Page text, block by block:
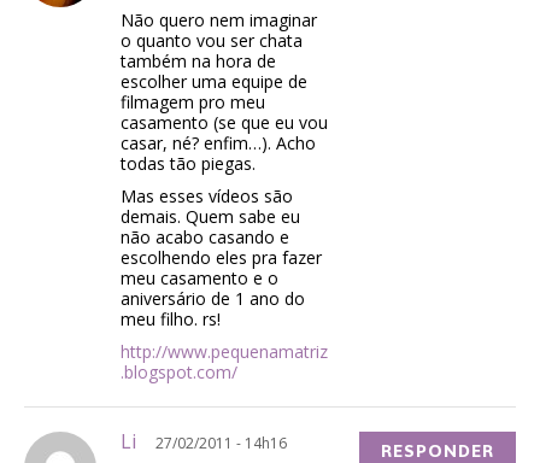
Não quero nem imaginar
o quanto vou ser chata
também na hora de
escolher uma equipe de
filmagem pro meu
casamento (se que eu vou
casar, né? enfim…). Acho
todas tão piegas.
Mas esses vídeos são
demais. Quem sabe eu
não acabo casando e
escolhendo eles pra fazer
meu casamento e o
aniversário de 1 ano do
meu filho. rs!
http://www.pequenamatriz
.blogspot.com/
Li 27/02/2011 - 14h16 RESPONDER